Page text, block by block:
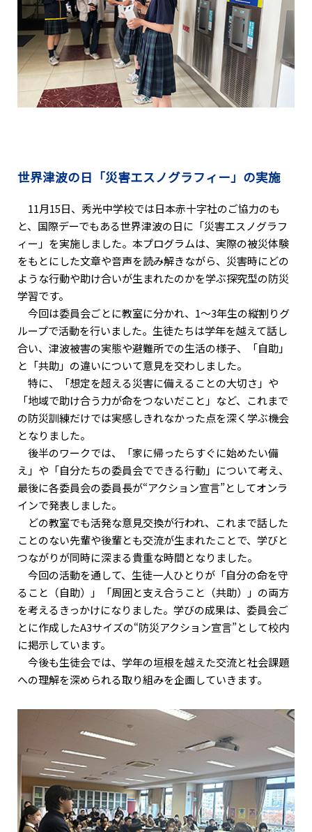
世界津波の日「災害エスノグラフィー」の実施
11月15日、秀光中学校では日本赤十字社のご協力のも
と、国際デーでもある世界津波の日に「災害エスノグラフ
ィー」を実施しました。本プログラムは、実際の被災体験
をもとにした文章や音声を読み解きながら、災害時にどの
ような行動や助け合いが生まれたのかを学ぶ探究型の防災
学習です。
今回は委員会ごとに教室に分かれ、1～3年生の縦割りグ
ループで活動を行いました。生徒たちは学年を越えて話し
合い、津波被害の実態や避難所での生活の様子、「自助」
と「共助」の違いについて意見を交わしました。
特に、「想定を超える災害に備えることの大切さ」や
「地域で助け合う力が命をつないだこと」など、これまで
の防災訓練だけでは実感しきれなかった点を深く学ぶ機会
となりました。
後半のワークでは、「家に帰ったらすぐに始めたい備
え」や「自分たちの委員会でできる行動」について考え、
最後に各委員会の委員長が“アクション宣言”としてオンラ
インで発表しました。
どの教室でも活発な意見交換が行われ、これまで話した
ことのない先輩や後輩とも交流が生まれたことで、学びと
つながりが同時に深まる貴重な時間となりました。
今回の活動を通して、生徒一人ひとりが「自分の命を守
ること（自助）」「周囲と支え合うこと（共助）」の両方
を考えるきっかけになりました。学びの成果は、委員会ご
とに作成したA3サイズの“防災アクション宣言”として校内
に掲示しています。
今後も生徒会では、学年の垣根を越えた交流と社会課題
への理解を深められる取り組みを企画していきます。